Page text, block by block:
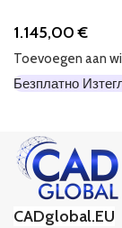
1.145,00€
Toevoegen aan
Безплатно
CADglobal.EU